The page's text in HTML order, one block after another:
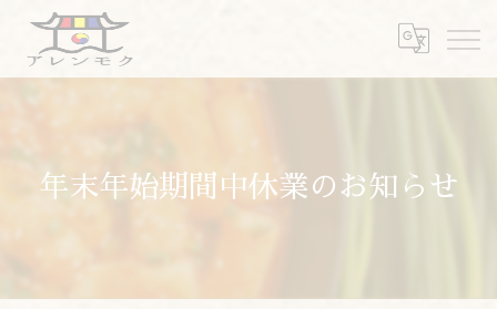
年末年始期間中休業のお知らせ